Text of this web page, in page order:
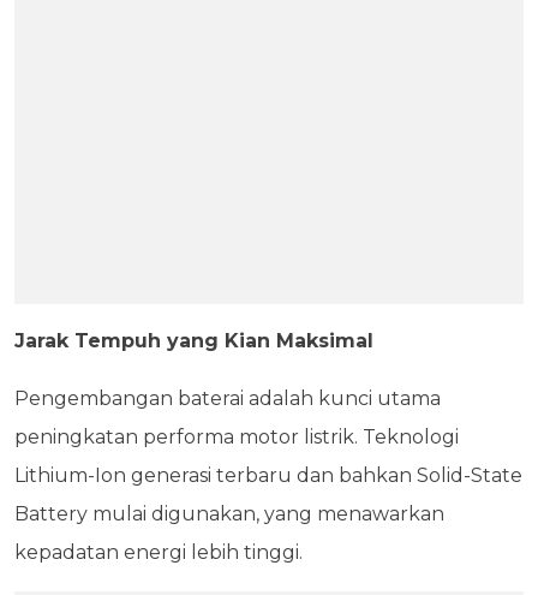
Jarak Tempuh yang Kian Maksimal
Pengembangan baterai adalah kunci utama
peningkatan performa motor listrik. Teknologi
Lithium-Ion generasi terbaru dan bahkan Solid-State
Battery mulai digunakan, yang menawarkan
kepadatan energi lebih tinggi.